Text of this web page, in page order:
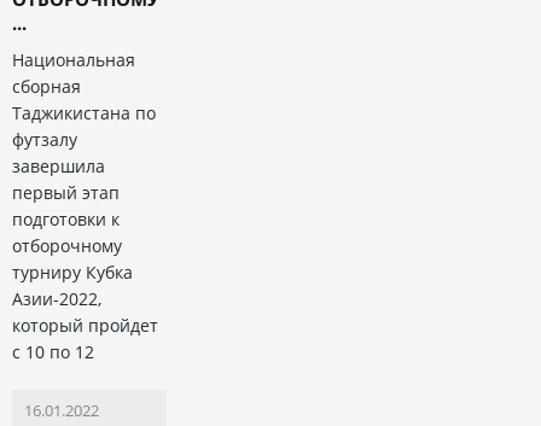
...
Национальная
сборная
Таджикистана по
футзалу
завершила
первый этап
подготовки к
отборочному
турниру Кубка
Азии-2022,
который пройдет
с 10 по 12
16.01.2022